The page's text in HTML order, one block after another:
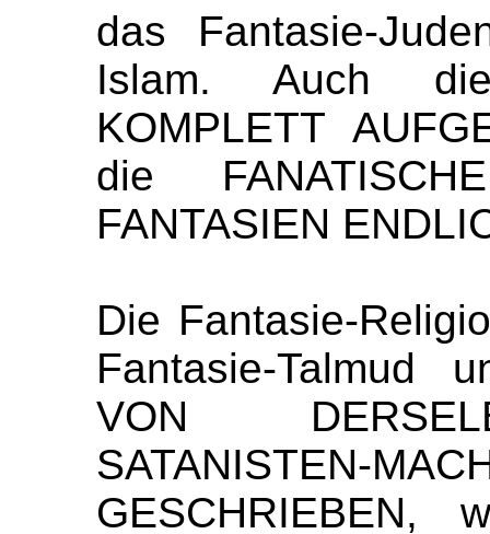
das Fantasie-
Islam. Auch
KOMPLETT
die
FANTASIEN
Die Fantasie-
Fantasie-Talmud
VON
SATANISTEN-